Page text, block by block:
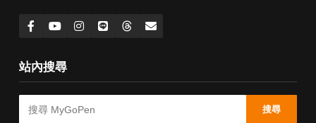
站內搜尋
搜尋